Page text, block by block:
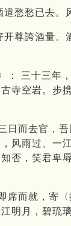
愁愁已去
尊誇酒量
三十三年
寺空岩。
而去官，
风雨过、一
，笑君卑
而就，寄
明月，碧琉